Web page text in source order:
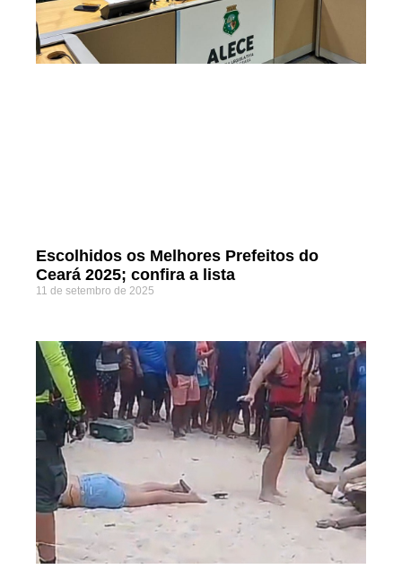
Escolhidos os Melhores Prefeitos do
Ceará 2025; confira a lista
11 de setembro de 2025